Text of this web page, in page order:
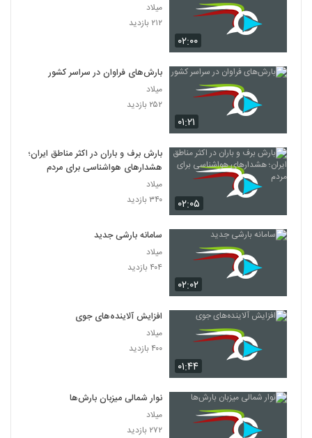
۰۲:۰۰
میلاد
۲۱۲ بازدید
۰۱:۲۱
بارش‌های فراوان در سراسر کشور
میلاد
۲۵۲ بازدید
۰۲:۰۵
بارش برف و باران در اکثر مناطق ایران؛
هشدارهای هواشناسی برای مردم
میلاد
۳۴۰ بازدید
۰۲:۰۲
سامانه بارشی جدید
میلاد
۴۰۴ بازدید
۰۱:۴۴
افزایش آلاینده‌های جوی
میلاد
۴۰۰ بازدید
نوار شمالی میزبان بارش‌ها
میلاد
۲۷۲ بازدید